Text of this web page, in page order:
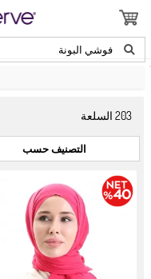
فوشي البونة
203السلعة
التصنيف حسب